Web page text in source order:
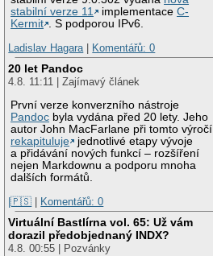
stabilní verze 11
implementaceC-
Kermit . S podporou IPv6.
Ladislav Hagara | Komentářů: 0
20 let Pandoc
4.8. 11:11 | Zajímavý článek
První verze konverzního nástroje
Pandoc byla vydána před 20 lety. Jeho
autor John MacFarlane při tomto výročí
rekapituluje
jednotlivé etapy vývoje
a přidávání nových funkcí – rozšíření
nejen Markdownu a podporu mnoha
dalších formátů.
|🇵🇸 | Komentářů: 0
Virtuální Bastlírna vol. 65: Už vám
dorazil předobjednaný INDX?
4.8. 00:55 | Pozvánky